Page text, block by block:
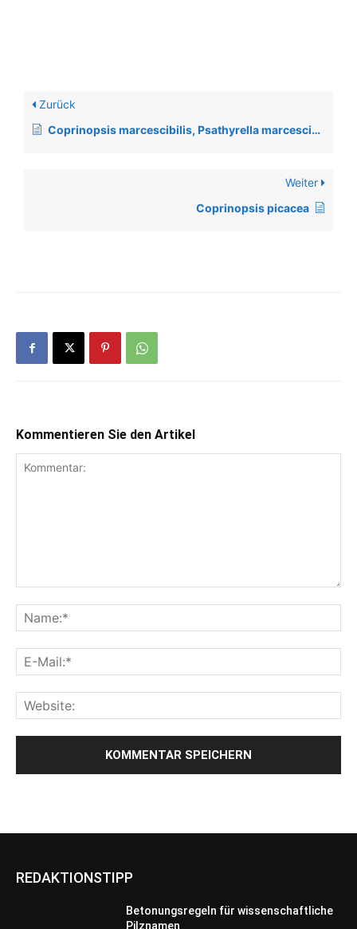
Zurück
Coprinopsis marcescibilis, Psathyrella marcescibilis
Weiter
Coprinopsis picacea
Kommentieren Sie den Artikel
REDAKTIONSTIPP
Betonungsregeln für wissenschaftliche
Pilznamen